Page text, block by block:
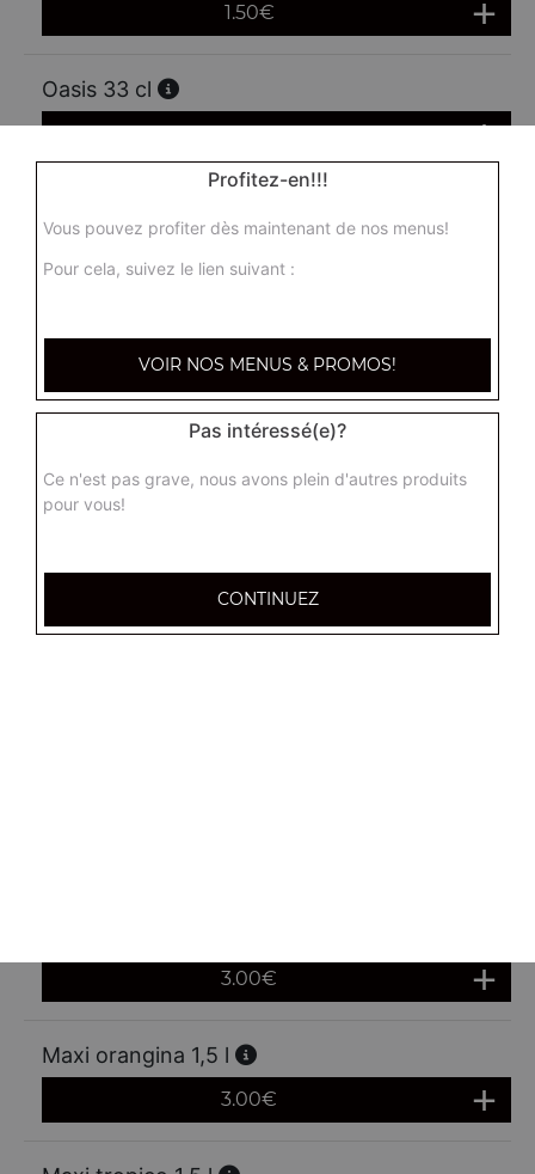
1.50€
Oasis 33 cl
1.50€
1.50€
Maxi coca 1,25 l
3.00€
Maxi orangina 1,5 l
3.00€
Profitez-en!!!
Vous pouvez profiter dès maintenant de nos menus!
Pour cela, suivez le lien suivant :
VOIR NOS MENUS & PROMOS!
Pas intéressé(e)?
Ce n'est pas grave, nous avons plein d'autres produits
pour vous!
CONTINUEZ